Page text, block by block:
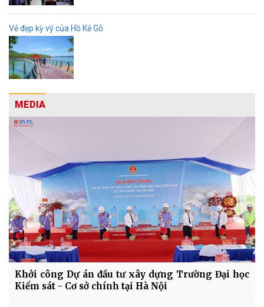
Vẻ đẹp kỳ vỹ của Hồ Kẻ Gỗ
MEDIA
Khởi công Dự án đầu tư xây dựng Trường Đại học
Kiểm sát - Cơ sở chính tại Hà Nội